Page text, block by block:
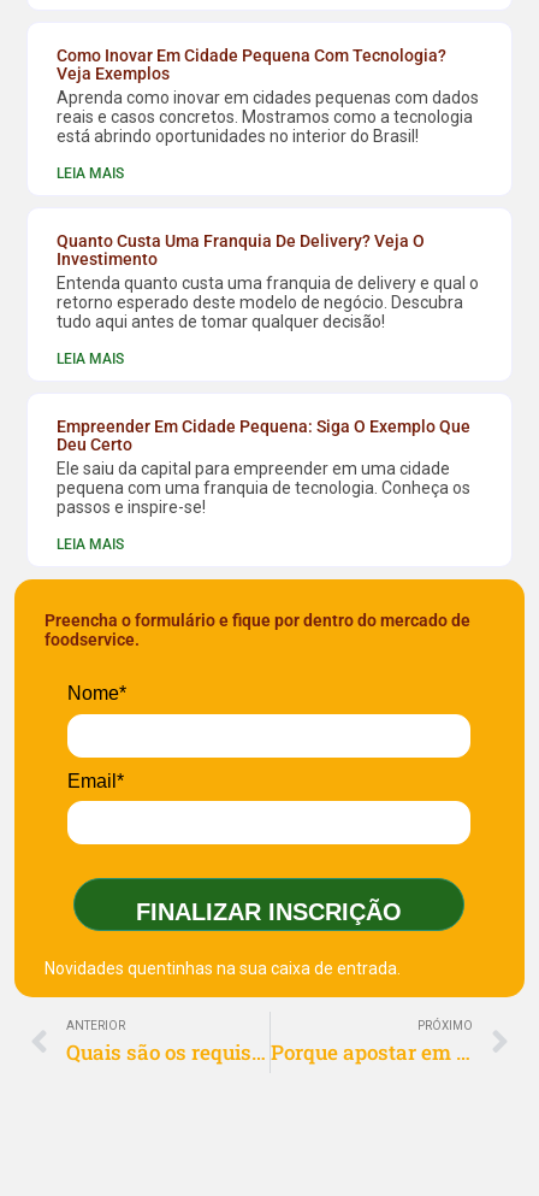
Como Inovar Em Cidade Pequena Com Tecnologia?
Veja Exemplos
Aprenda como inovar em cidades pequenas com dados
reais e casos concretos. Mostramos como a tecnologia
está abrindo oportunidades no interior do Brasil!
LEIA MAIS
Quanto Custa Uma Franquia De Delivery? Veja O
Investimento
Entenda quanto custa uma franquia de delivery e qual o
retorno esperado deste modelo de negócio. Descubra
tudo aqui antes de tomar qualquer decisão!
LEIA MAIS
Empreender Em Cidade Pequena: Siga O Exemplo Que
Deu Certo
Ele saiu da capital para empreender em uma cidade
pequena com uma franquia de tecnologia. Conheça os
passos e inspire-se!
LEIA MAIS
Preencha o formulário e fique por dentro do mercado de
foodservice.
Nome*
Email*
FINALIZAR INSCRIÇÃO
Novidades quentinhas na sua caixa de entrada.
ANTERIOR
Quais são os requisitos para comprar uma franquia Delivery Much
PRÓXIMO
Porque apostar em uma franquia de delivery de comida